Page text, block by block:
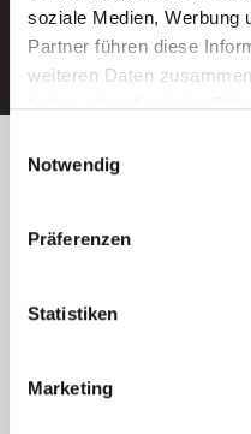
soziale Medien, Werbung
Partner führen diese
weiteren Daten
Wenn Sie auf „Cookies
Sie der Speicherung
Ihre Einwilligung
indem Sie die Cookie-
unserer
Notwendig
Präferenzen
Statistiken
Marketing
E-Mail-
Betreiber der Webseite
Kantstraße 45a
(Ein Tochterunternehmen
e.V.)